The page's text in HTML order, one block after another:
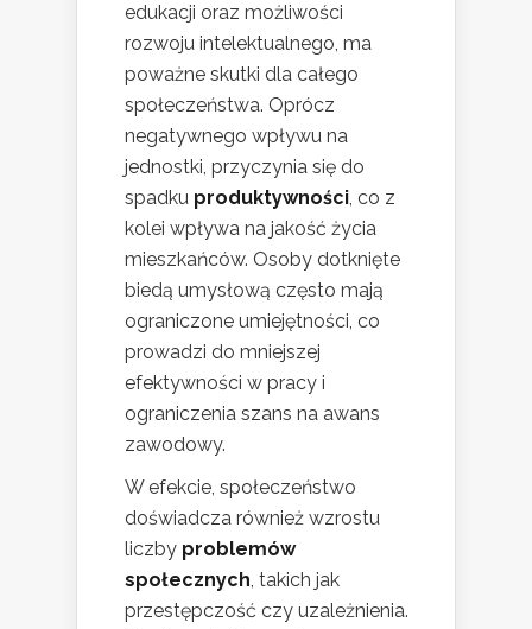
edukacji oraz możliwości
rozwoju intelektualnego, ma
poważne skutki dla całego
społeczeństwa. Oprócz
negatywnego wpływu na
jednostki, przyczynia się do
spadku produktywności, co z
kolei wpływa na jakość życia
mieszkańców. Osoby dotknięte
biedą umysłową często mają
ograniczone umiejętności, co
prowadzi do mniejszej
efektywności w pracy i
ograniczenia szans na awans
zawodowy.
W efekcie, społeczeństwo
doświadcza również wzrostu
liczby problemów
społecznych, takich jak
przestępczość czy uzależnienia.